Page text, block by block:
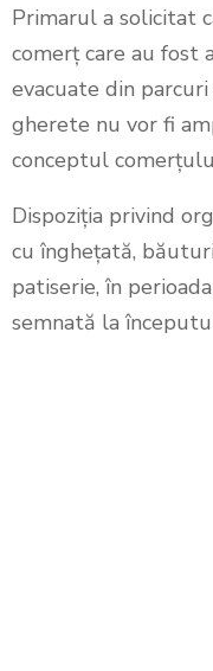
Primarul a solicitat
comerţ care au fost
evacuate din
gherete nu vor fi
conceptul
Dispoziția privind
cu înghețată,
patiserie, în
semnată la